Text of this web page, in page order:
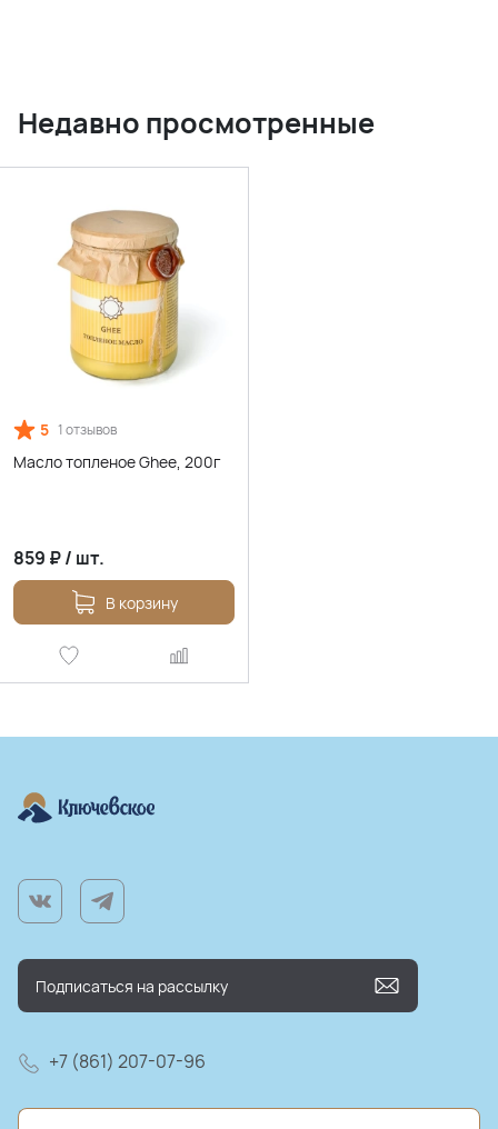
Недавно просмотренные
5 1 отзывов
Масло топленое Ghee, 200г
859 ₽/ шт.
В корзину
+7 (861) 207-07-96
farm@kluchmilk.ru